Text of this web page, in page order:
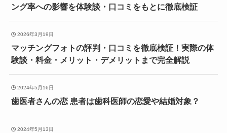
ング率への影響を体験談・口コミをもとに徹底検証
2026年3月19日
マッチングフォトの評判・口コミを徹底検証！実際の体
験談・料金・メリット・デメリットまで完全解説
2024年5月16日
歯医者さんの恋 患者は歯科医師の恋愛や結婚対象？
2024年5月13日